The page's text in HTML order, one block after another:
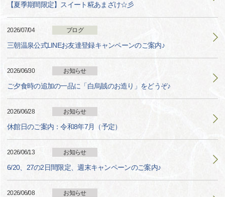
【夏季期間限定】スイート糀あまざけ☆彡
2026/07/04 ブログ
三朝温泉公式LINEお友達登録キャンペーンのご案内♪
2026/06/30 お知らせ
ご夕食時の追加の一品に「白烏賊のお造り」をどうぞ♪
2026/06/28 お知らせ
休館日のご案内：令和8年7月（予定）
2026/06/13 お知らせ
6/20、27の2日間限定、週末キャンペーンのご案内♪
2026/06/08 お知らせ